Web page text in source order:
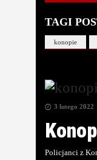
TAGI
konopie
3 lutego 2022
Policjanci z